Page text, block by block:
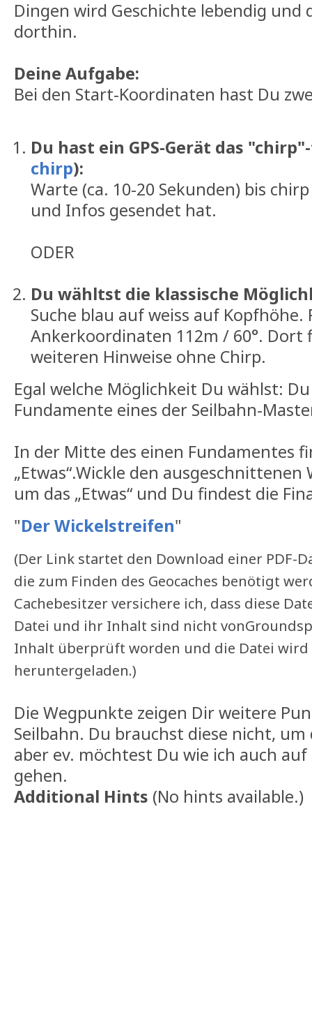
Dingen wird Geschichte lebendig und
dorthin.
Deine Aufgabe:
Bei den Start-Koordinaten hast Du
Du hast ein GPS-Gerät das
chirp):
Warte (ca. 10-20 Sekunden) bis
und Infos gesendet hat.
ODER
Du wähltst die klassische
Suche blau auf weiss auf Kopfhöhe.
Ankerkoordinaten 112m / 60°. Dort
weiteren Hinweise ohne Chirp.
Egal welche Möglichkeit Du wählst:
Fundamente eines der Seilbahn-
In der Mitte des einen Fundamentes
„Etwas“.Wickle den ausgeschnittenen
um das „Etwas“ und Du findest die
"Der Wickelstreifen"
(Der Link startet den Download einer PDF-
die zum Finden des Geocaches benötigt
Cachebesitzer versichere ich, dass diese
Datei und ihr Inhalt sind nicht
Inhalt überprüft worden und die Datei wird
heruntergeladen.)
Die Wegpunkte zeigen Dir weitere
Seilbahn. Du brauchst diese nicht, um
aber ev. möchtest Du wie ich auch
gehen.
Additional Hints (No hints available.)